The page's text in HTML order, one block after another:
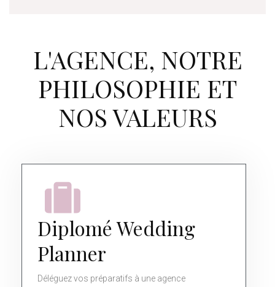
L'AGENCE, NOTRE
PHILOSOPHIE ET
NOS VALEURS
Diplomé Wedding
Planner
Déléguez vos préparatifs à une agence